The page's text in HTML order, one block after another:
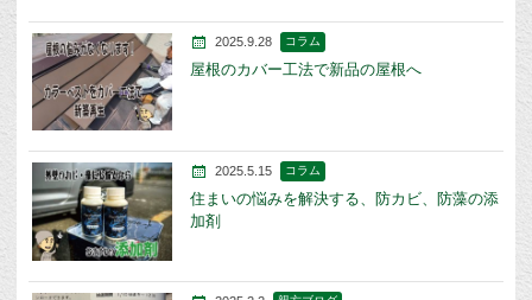
2025.9.28 コラム
屋根のカバー工法で新品の屋根へ
2025.5.15 コラム
住まいの悩みを解決する、防カビ、防藻の添
加剤